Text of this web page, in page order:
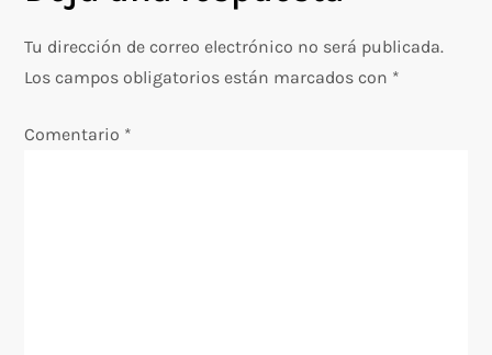
Tu dirección de correo electrónico no será publicada.
Los campos obligatorios están marcados con *
Comentario *